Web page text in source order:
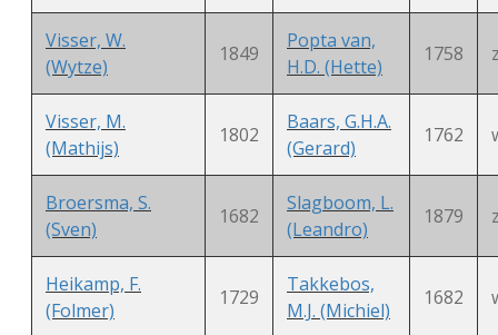
Visser, W.
(Wytze)
1849
Popta van,
H.D. (Hette)
1758
Visser, M.
(Mathijs)
1802
Baars, G.H.A.
(Gerard)
1762
Broersma, S.
(Sven)
1682
Slagboom, L.
(Leandro)
1879
Heikamp, F.
(Folmer)
1729
Takkebos,
M.J. (Michiel)
1682